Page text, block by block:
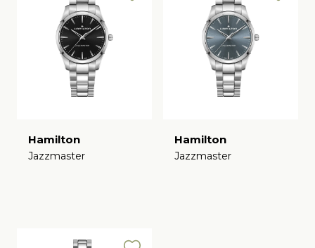
Hamilton
Jazzmaster
Hamilton
Jazzmaster